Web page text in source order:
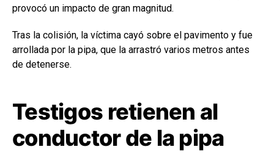
provocó un impacto de gran magnitud.
Tras la colisión, la víctima cayó sobre el pavimento y fue
arrollada por la pipa, que la arrastró varios metros antes
de detenerse.
Testigos retienen al
conductor de la pipa